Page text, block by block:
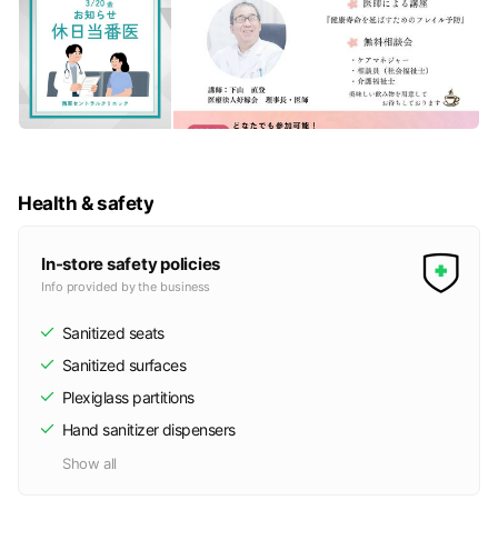
Health & safety
In-store safety policies
Info provided by the business
Sanitized seats
Sanitized surfaces
Plexiglass partitions
Hand sanitizer dispensers
Show all